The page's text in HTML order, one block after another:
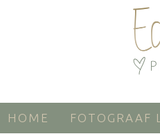
HOME FOTOGRAAF